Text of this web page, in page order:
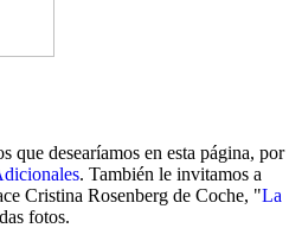
que desearíamos en esta página, por
. También le invitamos a
Cristina Rosenberg de Coche, "La
fotos.